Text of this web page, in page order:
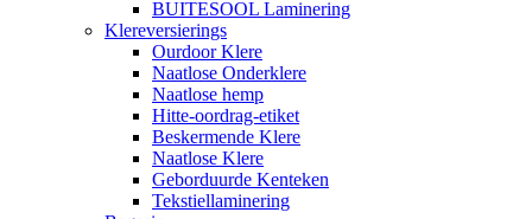
BUITESOOL Laminering
Klereversierings
Ourdoor Klere
Naatlose Onderklere
Naatlose hemp
Hitte-oordrag-etiket
Beskermende Klere
Naatlose Klere
Geborduurde Kenteken
Tekstiellaminering